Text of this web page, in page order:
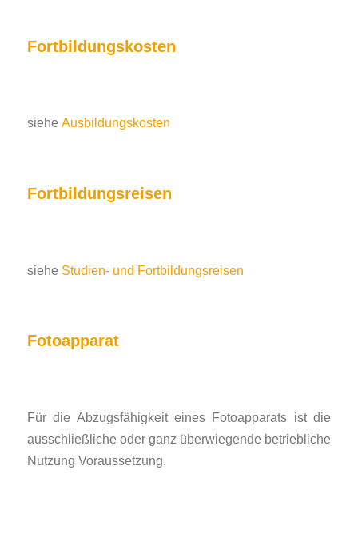
Fortbildungskosten
siehe Ausbildungskosten
Fortbildungsreisen
siehe Studien- und Fortbildungsreisen
Fotoapparat
Für die Abzugsfähigkeit eines Fotoapparats ist die
ausschließliche oder ganz überwiegende betriebliche
Nutzung Voraussetzung.